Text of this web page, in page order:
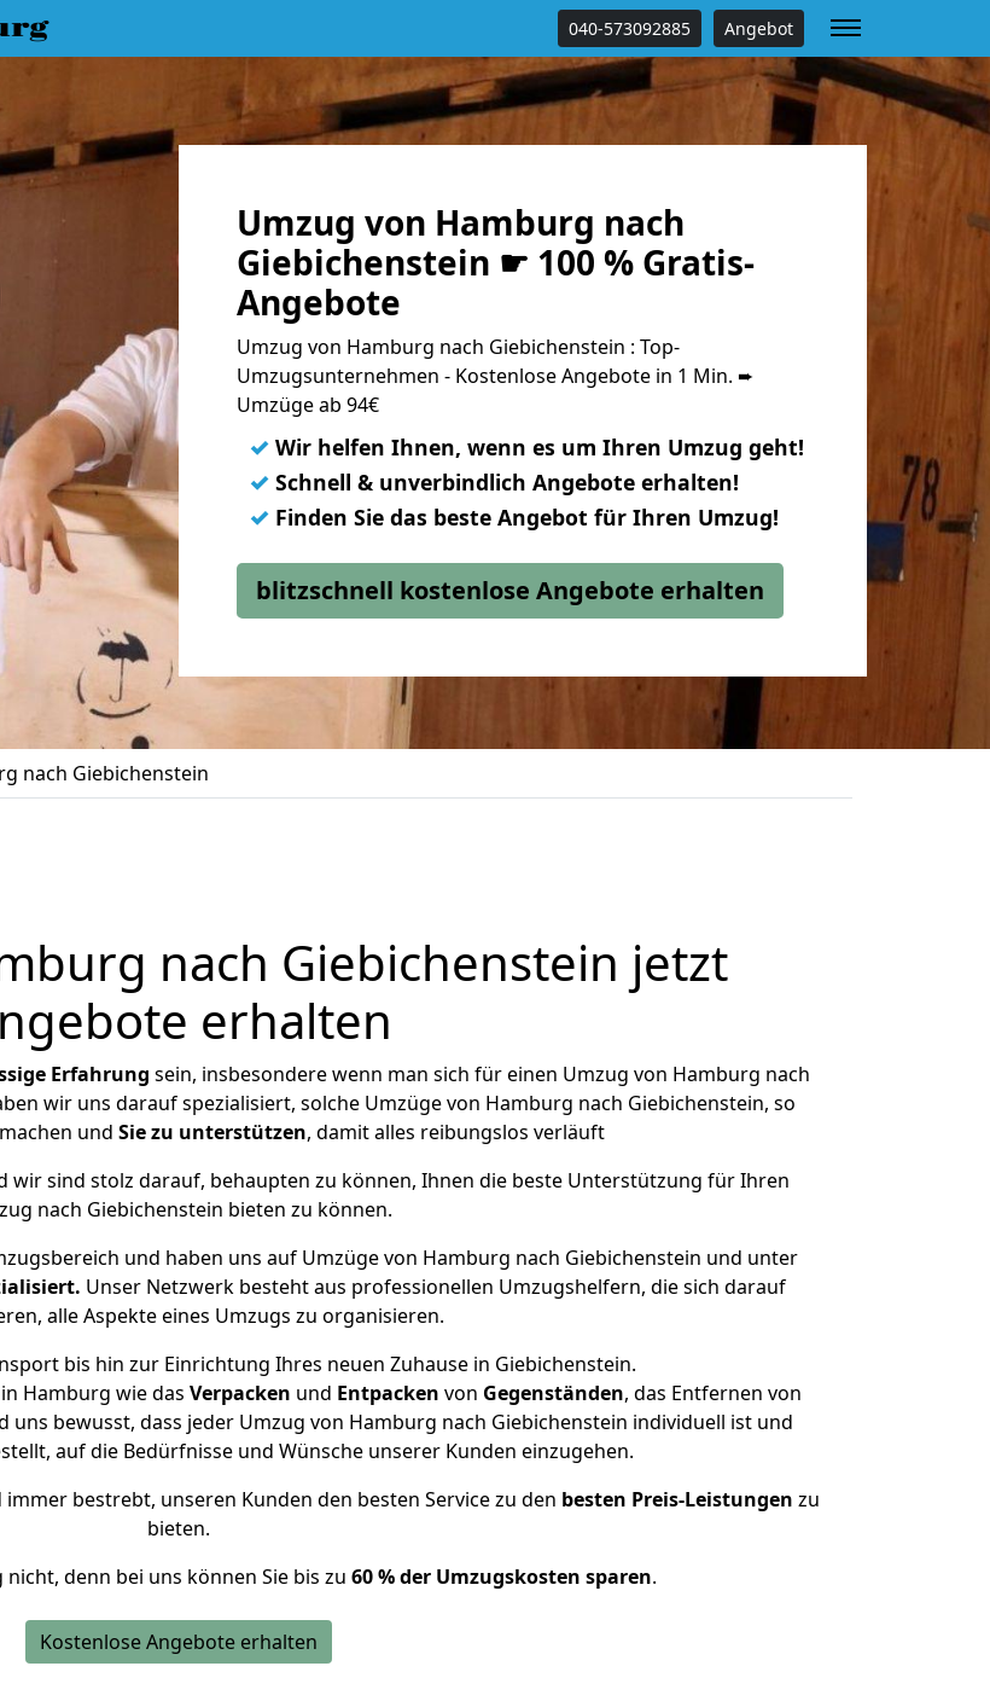
040-573092885 Angebot
Umzug von Hamburg nach
Giebichenstein ☛ 100 % Gratis-
Angebote
Umzug von Hamburg nach Giebichenstein : Top-
Umzugsunternehmen - Kostenlose Angebote in 1 Min. ➨
Umzüge ab 94€
✓ Wir helfen Ihnen, wenn es um Ihren Umzug geht!
✓ Schnell & unverbindlich Angebote erhalten!
✓ Finden Sie das beste Angebot für Ihren Umzug!
blitzschnell kostenlose Angebote erhalten
nach Giebichenstein
nach Giebichenstein jetzt
erhalten
Erfahrung sein, insbesondere wenn man sich für einen Umzug von Hamburg nach
wir uns darauf spezialisiert, solche Umzüge von Hamburg nach Giebichenstein, so
und Sie zu unterstützen, damit alles reibungslos verläuft
wir sind stolz darauf, behaupten zu können, Ihnen die beste Unterstützung für Ihren
nach Giebichenstein bieten zu können.
und haben uns auf Umzüge von Hamburg nach Giebichenstein und unter
Unser Netzwerk besteht aus professionellen Umzugshelfern, die sich darauf
alle Aspekte eines Umzugs zu organisieren.
bis hin zur Einrichtung Ihres neuen Zuhause in Giebichenstein.
Hamburg wie das Verpacken und Entpacken von Gegenständen, das Entfernen von
uns bewusst, dass jeder Umzug von Hamburg nach Giebichenstein individuell ist und
auf die Bedürfnisse und Wünsche unserer Kunden einzugehen.
immer bestrebt, unseren Kunden den besten Service zu den besten Preis-Leistungen zu
bieten.
denn bei uns können Sie bis zu 60 % der Umzugskosten sparen.
Kostenlose Angebote erhalten